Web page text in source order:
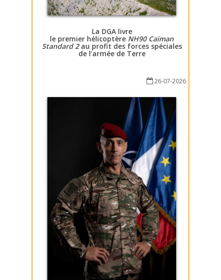
La DGA livre
le premier hélicoptère NH90 Caïman
Standard 2au profit des forces spéciales
de l’armée de Terre
26-07-2026